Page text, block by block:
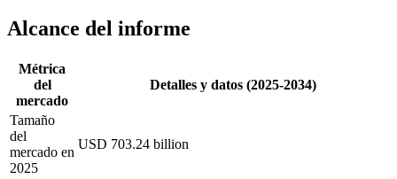
Alcance del informe
Métrica
del
mercado
Detalles y datos (2025-2034)
Tamaño
del
mercado en
2025
USD 703.24 billion